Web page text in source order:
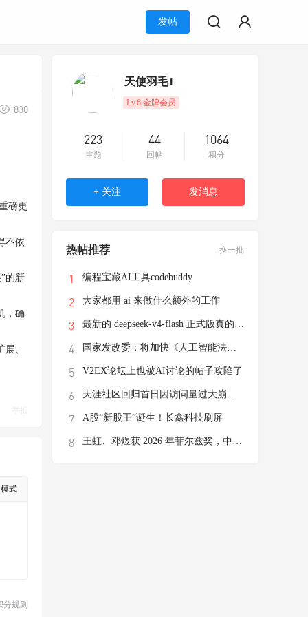
发帖
830
磅更
不依
的新
，确
、
式
分规则
天使羽毛1
Lv.6 金牌会员
223
主题
44
回帖
1064
积分
+ 关注 发消息
热帖推荐 换一批
编程宝藏AI工具codebuddy
大家都用 ai 来做什么额外的工作
最新的 deepseek-v4-flash 正式版真的有这
国家发改委：将加快《人工智能法》立法进程
V2EX论坛上也被AI讨论的帖子攻陷了
天涯社区回归首日因访问量过大崩溃，前执行
A股“新股王”诞生！长鑫科技刷屏
王虹、邓煜获 2026 年菲尔兹奖，中国数学实